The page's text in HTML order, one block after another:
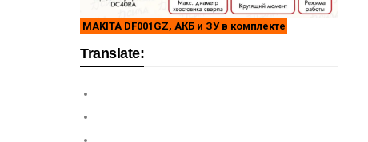
MAKITA DF001GZ, АКБ и ЗУ в комплекте
Translate: